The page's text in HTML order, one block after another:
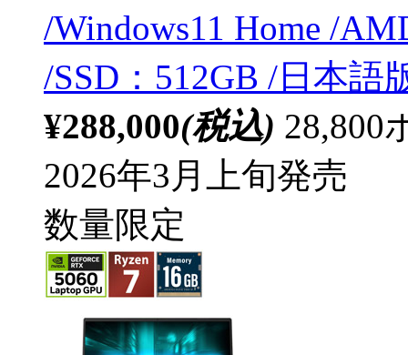
/Windows11 Home /
/SSD：512GB /日本語
¥288,000(税込) 28,800
2026年3月上旬発売
数量限定